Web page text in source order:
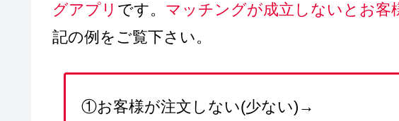
グアプリ です。 マッチングが成立しないとお客
記の例をご覧下さい。
①お客様が注文しない(少ない)→